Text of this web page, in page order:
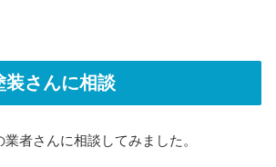
装さんに相談
者さんに相談してみました。